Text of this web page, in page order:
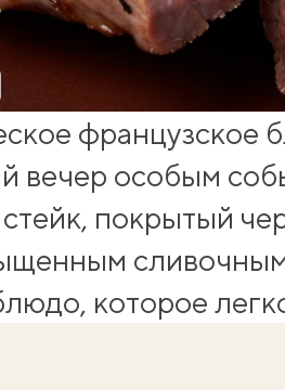
французское
вечер особым
покрытый
которое